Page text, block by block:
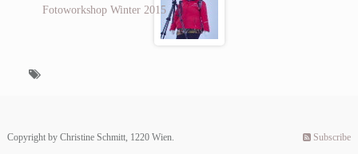
Fotoworkshop Winter 2015
Copyright by Christine Schmitt, 1220 Wien. Subscribe